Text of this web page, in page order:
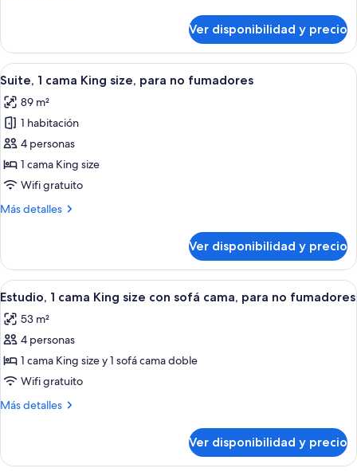
con
sofá
cama,
para
no
fumadores
1
cama
King
con
sofá
cama,
para
no
fumadores
Ver disponibilidad y precio
Ver
todas
las
fotos
de
Suite,
1
King
no
fumadores
Una habitación de hotel moderna
7
Suite, 1 cama King size, para no fumadores
89 m²
1 habitación
4 personas
1 cama King size
Wifi gratuito
Más detalles
Más
1
cama
King
para
no
Ver disponibilidad y precio
Ver
todas
las
fotos
de
Estudio,
1
size
Un balcón con una silla, un muro de
7
Estudio, 1 cama King size con sofá cama, para no fumadores
53 m²
4 personas
1 cama King size y 1 sofá cama doble
Wifi gratuito
Más detalles
Más
1
Ver disponibilidad y precio